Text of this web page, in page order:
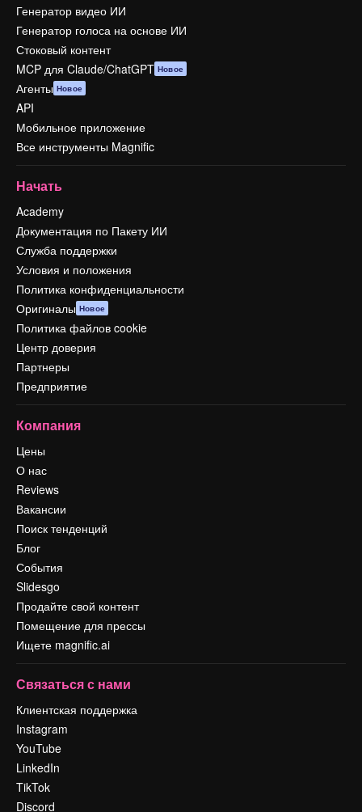
Генератор видео ИИ
Генератор голоса на основе ИИ
Стоковый контент
MCP для Claude/ChatGPT Новое
Агенты Новое
API
Мобильное приложение
Все инструменты Magnific
Начать
Academy
Документация по Пакету ИИ
Служба поддержки
Условия и положения
Политика конфиденциальности
Оригиналы Новое
Политика файлов cookie
Центр доверия
Партнеры
Предприятие
Компания
Цены
О нас
Reviews
Вакансии
Поиск тенденций
Блог
События
Slidesgo
Продайте свой контент
Помещение для прессы
Ищете magnific.ai
Связаться с нами
Клиентская поддержка
Instagram
YouTube
LinkedIn
TikTok
Discord